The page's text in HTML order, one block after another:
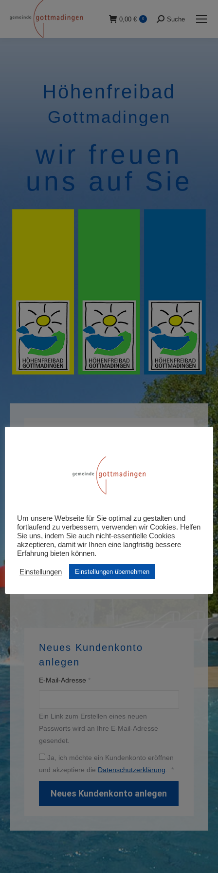
0,00 € 0 Suche:
Suche
Höhenfreibad
Gottmadingen
wir freuen
uns auf Sie
Benutzername oder E-Mail-Adresse
Erforderlich
Anmelden
Angemeldet bleiben
Neues Kundenkonto
anlegen
E-Mail-Adresse *
Ein Link zum Erstellen eines neuen
Passworts wird an Ihre E-Mail-Adresse
gesendet.
Ja, ich möchte ein Kundenkonto eröffnen
und akzeptiere die Datenschutzerklärung *
Neues Kundenkonto anlegen
Um unsere Webseite für Sie optimal zu gestalten und
fortlaufend zu verbessern, verwenden wir Cookies. Helfen
Sie uns, indem Sie auch nicht-essentielle Cookies
akzeptieren, damit wir Ihnen eine langfristig bessere
Erfahrung bieten können.
Einstellungen Einstellungen übernehmen